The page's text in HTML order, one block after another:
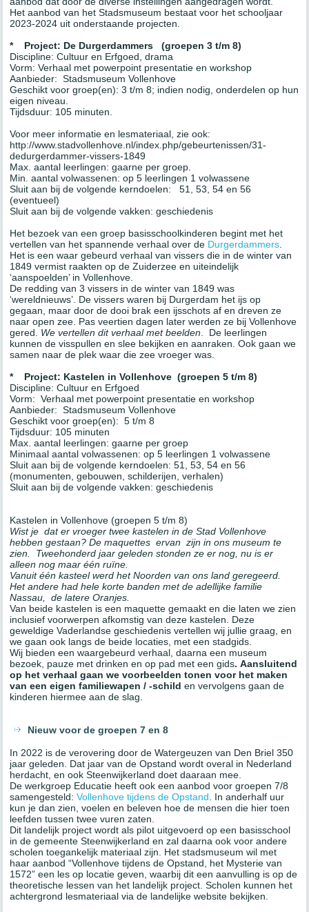
Het aanbod van het Stadsmuseum bestaat voor het schooljaar
2023-2024 uit onderstaande projecten.
* Project: De Durgerdammers (groepen 3 t/m 8)
Discipline: Cultuur en Erfgoed, drama
Vorm: Verhaal met powerpoint presentatie en workshop
Aanbieder: Stadsmuseum Vollenhove
Geschikt voor groep(en): 3 t/m 8; indien nodig, onderdelen op hun
eigen niveau.
Tijdsduur: 105 minuten.
Voor meer informatie en lesmateriaal, zie ook:
http://www.stadvollenhove.nl/index.php/gebeurtenissen/31-
dedurgerdammer-vissers-1849
Max. aantal leerlingen: gaarne per groep.
Min. aantal volwassenen: op 5 leerlingen 1 volwassene
Sluit aan bij de volgende kerndoelen: 51, 53, 54 en 56
(eventueel)
Sluit aan bij de volgende vakken: geschiedenis
Het bezoek van een groep basisschoolkinderen begint met het
vertellen van het spannende verhaal over de Durgerdammers.
Het is een waar gebeurd verhaal van vissers die in de winter van
1849 vermist raakten op de Zuiderzee en uiteindelijk
‘aanspoelden’ in Vollenhove.
De redding van 3 vissers in de winter van 1849 was
‘wereldnieuws’. De vissers waren bij Durgerdam het ijs op
gegaan, maar door de dooi brak een ijsschots af en dreven ze
naar open zee. Pas veertien dagen later werden ze bij Vollenhove
gered. We vertellen dit verhaal met beelden. De leerlingen
kunnen de visspullen en slee bekijken en aanraken. Ook gaan we
samen naar de plek waar die zee vroeger was.
* Project: Kastelen in Vollenhove (groepen 5 t/m 8)
Discipline: Cultuur en Erfgoed
Vorm: Verhaal met powerpoint presentatie en workshop
Aanbieder: Stadsmuseum Vollenhove
Geschikt voor groep(en): 5 t/m 8
Tijdsduur: 105 minuten
Max. aantal leerlingen: gaarne per groep
Minimaal aantal volwassenen: op 5 leerlingen 1 volwassene
Sluit aan bij de volgende kerndoelen: 51, 53, 54 en 56
(monumenten, gebouwen, schilderijen, verhalen)
Sluit aan bij de volgende vakken: geschiedenis
Kastelen in Vollenhove (groepen 5 t/m 8)
Wist je dat er vroeger twee kastelen in de Stad Vollenhove
hebben gestaan? De maquettes ervan zijn in ons museum te
zien. Tweehonderd jaar geleden stonden ze er nog, nu is er
alleen nog maar één ruïne.
Vanuit één kasteel werd het Noorden van ons land geregeerd.
Het andere had hele korte banden met de adellijke familie
Nassau, de latere Oranjes.
Van beide kastelen is een maquette gemaakt en die laten we zien
inclusief voorwerpen afkomstig van deze kastelen. Deze
geweldige Vaderlandse geschiedenis vertellen wij jullie graag, en
we gaan ook langs de beide locaties, met een stadgids.
Wij bieden een waargebeurd verhaal, daarna een museum
bezoek, pauze met drinken en op pad met een gids.Aansluitend
op het verhaal gaan we voorbeelden tonen voor het maken
van een eigen familiewapen / -schild en vervolgens gaan de
kinderen hiermee aan de slag.
Nieuw voor de groepen 7 en 8
In 2022 is de verovering door de Watergeuzen van Den Briel 350
jaar geleden. Dat jaar van de Opstand wordt overal in Nederland
herdacht, en ook Steenwijkerland doet daaraan mee.
De werkgroep Educatie heeft ook een aanbod voor groepen 7/8
samengesteld:Vollenhove tijdens de Opstand. In anderhalf uur
kun je dan zien, voelen en beleven hoe de mensen die hier toen
leefden tussen twee vuren zaten.
Dit landelijk project wordt als pilot uitgevoerd op een basisschool
in de gemeente Steenwijkerland en zal daarna ook voor andere
scholen toegankelijk materiaal zijn. Het stadsmuseum wil met
haar aanbod “Vollenhove tijdens de Opstand, het Mysterie van
1572” een les op locatie geven, waarbij dit een aanvulling is op de
theoretische lessen van het landelijk project. Scholen kunnen het
achtergrond lesmateriaal via de landelijke website bekijken.